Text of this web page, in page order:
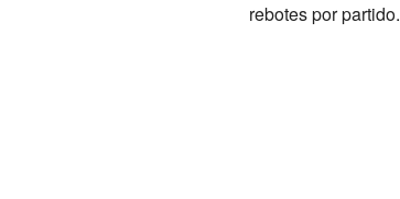
rebotes por partido.